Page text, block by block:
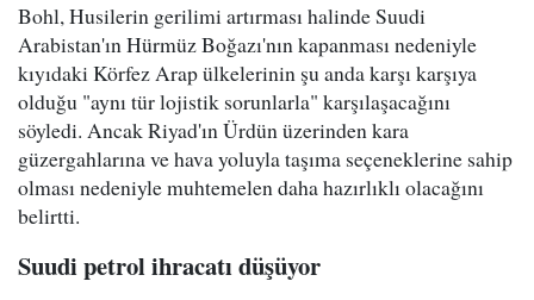
Bohl, Husilerin gerilimi artırması halinde Suudi
Arabistan'ın Hürmüz Boğazı'nın kapanması nedeniyle
kıyıdaki Körfez Arap ülkelerinin şu anda karşı karşıya
olduğu "aynı tür lojistik sorunlarla" karşılaşacağını
söyledi. Ancak Riyad'ın Ürdün üzerinden kara
güzergahlarına ve hava yoluyla taşıma seçeneklerine sahip
olması nedeniyle muhtemelen daha hazırlıklı olacağını
belirtti.
Suudi petrol ihracatı düşüyor